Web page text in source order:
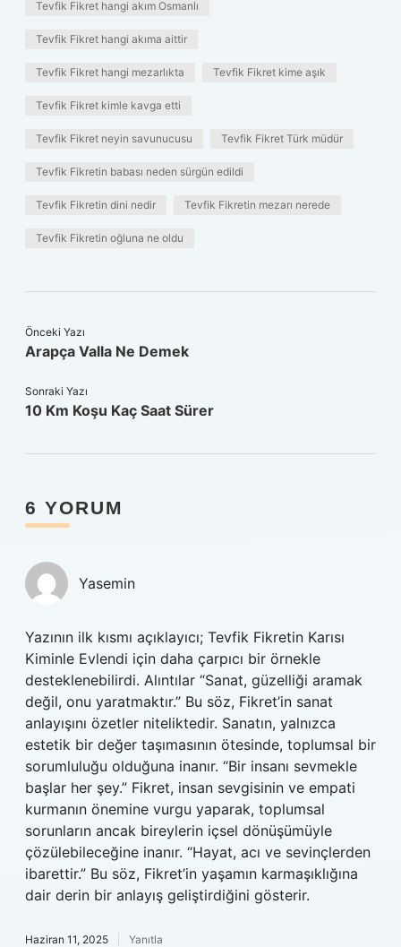
Tevfik Fikret hangi akım Osmanlı
Tevfik Fikret hangi akıma aittir
Tevfik Fikret hangi mezarlıkta Tevfik Fikret kime aşık
Tevfik Fikret kimle kavga etti
Tevfik Fikret neyin savunucusu Tevfik Fikret Türk müdür
Tevfik Fikretin babası neden sürgün edildi
Tevfik Fikretin dini nedir Tevfik Fikretin mezarı nerede
Tevfik Fikretin oğluna ne oldu
Önceki Yazı
Arapça Valla Ne Demek
Sonraki Yazı
10 Km Koşu Kaç Saat Sürer
6 YORUM
Yasemin
Yazının ilk kısmı açıklayıcı; Tevfik Fikretin Karısı
Kiminle Evlendi için daha çarpıcı bir örnekle
desteklenebilirdi. Alıntılar “Sanat, güzelliği aramak
değil, onu yaratmaktır.” Bu söz, Fikret’in sanat
anlayışını özetler niteliktedir. Sanatın, yalnızca
estetik bir değer taşımasının ötesinde, toplumsal bir
sorumluluğu olduğuna inanır. “Bir insanı sevmekle
başlar her şey.” Fikret, insan sevgisinin ve empati
kurmanın önemine vurgu yaparak, toplumsal
sorunların ancak bireylerin içsel dönüşümüyle
çözülebileceğine inanır. “Hayat, acı ve sevinçlerden
ibarettir.” Bu söz, Fikret’in yaşamın karmaşıklığına
dair derin bir anlayış geliştirdiğini gösterir.
Haziran 11, 2025 Yanıtla